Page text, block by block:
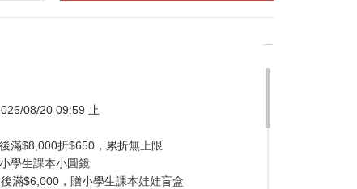
08/20 09:59 止
滿$8,000折$650，累折無上限
學生課本小圓鏡
滿$6,000，贈小學生課本娃娃盲盒